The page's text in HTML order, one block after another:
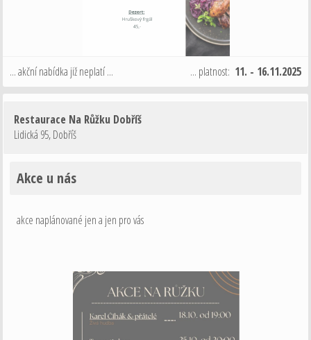
... akční nabídka již neplatí ... ... platnost: 11. - 16.11.2025
Restaurace Na Růžku Dobříš
Lidická 95,Dobříš
Akce u nás
akce naplánované jen a jen pro vás